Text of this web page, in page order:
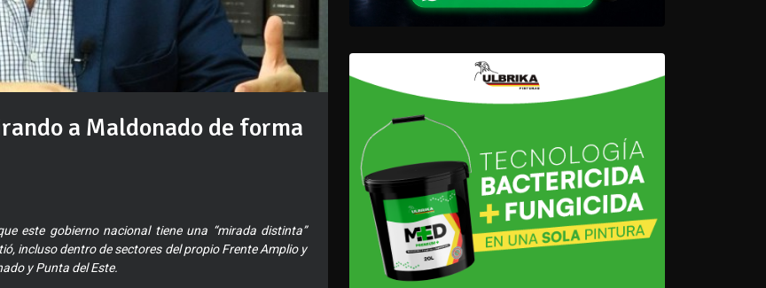
a Maldonado de forma
este gobierno nacional tiene una “mirada distinta”
incluso dentro de sectores del propio Frente Amplio y
y Punta del Este.